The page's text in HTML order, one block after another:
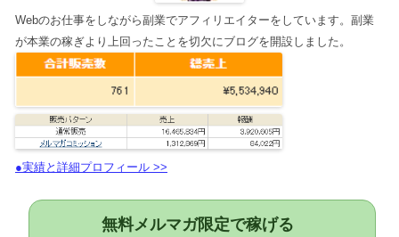
Webのお仕事をしながら副業でアフィリエイターをしています。副業
が本業の稼ぎより上回ったことを切欠にブログを開設しました。
●実績と詳細プロフィール >>
無料メルマガ限定で稼げる